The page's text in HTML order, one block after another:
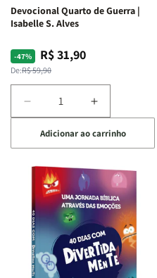
Devocional Quarto de Guerra |
Isabelle S. Alves
-47%
Preço
normal
De:R$ 59,90
Preço
promocional
R$ 31,90
Diminuir
a
quantidade
de
Devocional
Quarto
de
Guerra
Isabelle
S.
Alves
Aumentar
a
quantidade
de
Devocional
Quarto
de
Guerra
|
Isabelle
S.
Alves
Adicionar ao carrinho